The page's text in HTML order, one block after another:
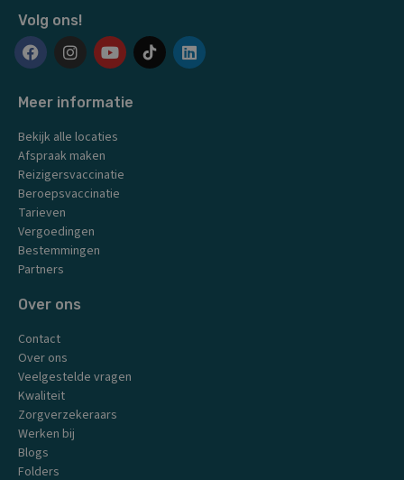
Volg ons!
F
c
e
b
o
o
k
I
s
t
a
g
r
a
m
Y
u
t
b
L
Meer informatie
Bekijk alle locaties
Afspraak maken
Reizigersvaccinatie
Beroepsvaccinatie
Tarieven
Vergoedingen
Bestemmingen
Partners
Over ons
Contact
Over ons
Veelgestelde vragen
Kwaliteit
Zorgverzekeraars
Werken bij
Blogs
Folders